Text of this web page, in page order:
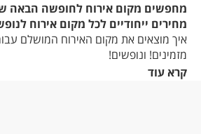
קרא עוד
מחירים ייחודיים לכל מקום אירוח
איך מוצאים את מקום האירוח המושלם
מזמינים! ונופשים!
מתחילים בחיפוש לפי אזור/מיקום שבו אתם